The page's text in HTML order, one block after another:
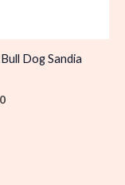
Dog Sandia